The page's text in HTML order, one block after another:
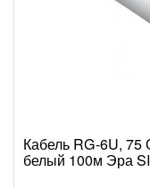
Кабель RG-6U, 75
белый 100м Эра